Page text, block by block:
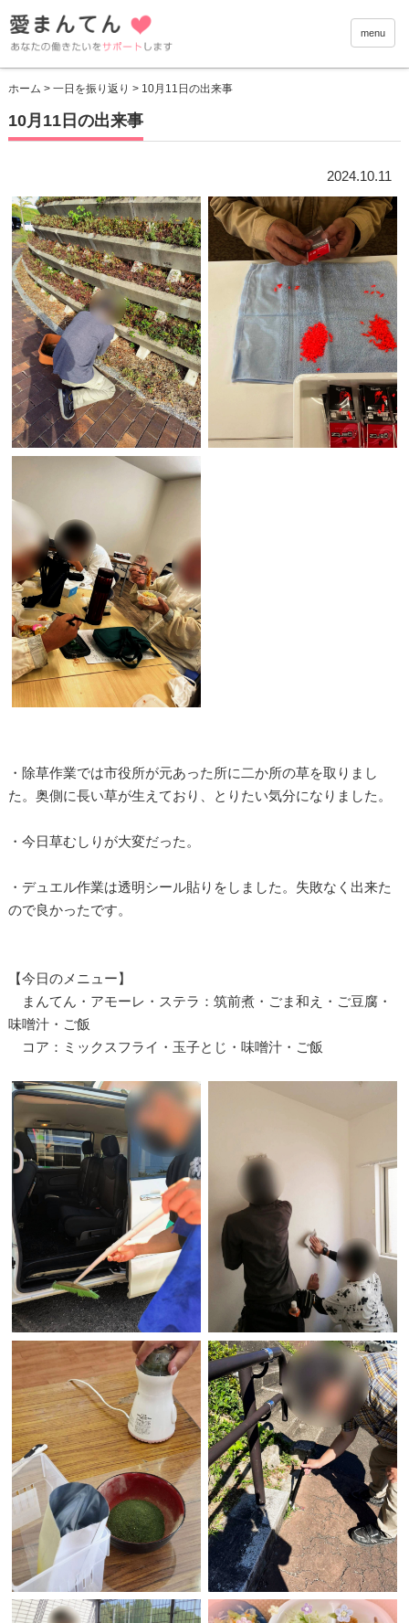
愛まん
menu
ホーム > 一日を振り返り > 10月11日の出来事
10月11日の出来事
2024.10.11
・除草作業では市役所が元あった所に二か所の草を取りまし
た。奥側に長い草が生えており、とりたい気分になりました。
・今日草むしりが大変だった。
・デュエル作業は透明シール貼りをしました。失敗なく出来た
ので良かったです。
【今日のメニュー】
まんてん・アモーレ・ステラ：筑前煮・ごま和え・ご豆腐・
味噌汁・ご飯
コア：ミックスフライ・玉子とじ・味噌汁・ご飯